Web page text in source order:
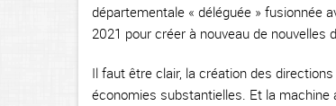
départementale « déléguée » fusionnée
2021 pour créer à nouveau de nouvelles
Il faut être clair, la création des
économies substantielles. Et la machine